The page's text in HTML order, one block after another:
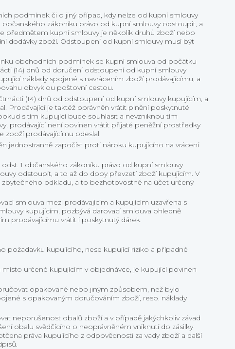
podmínek či o jiný případ, kdy nelze od kupní smlouvy
občanského zákoníku právo od kupní smlouvy odstoupit, a
předmětem kupní smlouvy je několik druhů zboží nebo
dodávky zboží. Odstoupení od kupní smlouvy musí být
obchodních podmínek se kupní smlouva od počátku
(14) dnů od doručení odstoupení od kupní smlouvy
náklady spojené s navrácením zboží prodávajícímu, a
obvyklou poštovní cestou.
(14) dnů od odstoupení od kupní smlouvy kupujícím, a
Prodávající je taktéž oprávněn vrátit plnění poskytnuté
s tím kupující bude souhlasit a nevzniknou tím
prodávající není povinen vrátit přijaté peněžní prostředky
zboží prodávajícímu odeslal.
jednostranně započíst proti nároku kupujícího na vrácení
1 občanského zákoníku právo od kupní smlouvy
odstoupit, a to až do doby převzetí zboží kupujícím. V
odkladu, a to bezhotovostně na účet určený
smlouva mezi prodávajícím a kupujícím uzavřena s
kupujícím, pozbývá darovací smlouva ohledně
prodávajícímu vrátit i poskytnutý dárek.
požadavku kupujícího, nese kupující riziko a případné
určené kupujícím v objednávce, je kupující povinen
opakovaně nebo jiným způsobem, než bylo
s opakovaným doručováním zboží, resp. náklady
neporušenost obalů zboží a v případě jakýchkoliv závad
obalu svědčícího o neoprávněném vniknutí do zásilky
práva kupujícího z odpovědnosti za vady zboží a další